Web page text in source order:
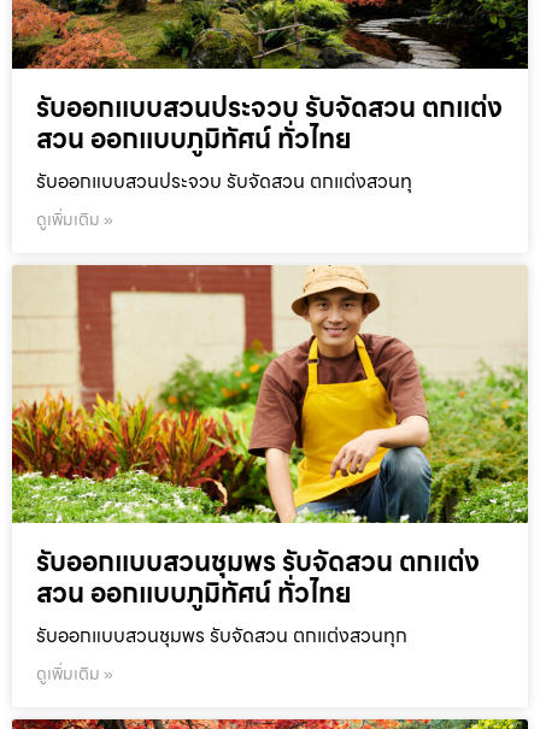
รับออกแบบสวนประจวบ รับจัดสวน ตกแต่ง
สวน ออกแบบภูมิทัศน์ ทั่วไทย
รับออกแบบสวนประจวบ รับจัดสวน ตกแต่งสวนทุ
ดูเพิ่มเติม »
รับออกแบบสวนชุมพร รับจัดสวน ตกแต่ง
สวน ออกแบบภูมิทัศน์ ทั่วไทย
รับออกแบบสวนชุมพร รับจัดสวน ตกแต่งสวนทุก
ดูเพิ่มเติม »